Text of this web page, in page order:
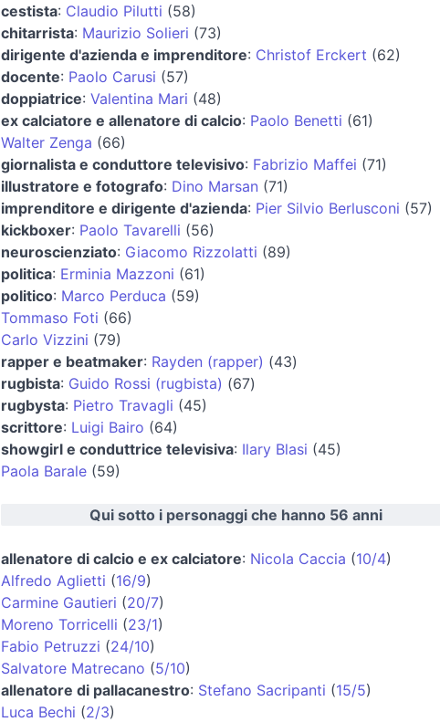
cestista: Claudio Pilutti (58)
chitarrista: Maurizio Solieri (73)
dirigente d'azienda e imprenditore: Christof Erckert (62)
docente: Paolo Carusi (57)
doppiatrice: Valentina Mari (48)
ex calciatore e allenatore di calcio: Paolo Benetti (61)
Walter Zenga (66)
giornalista e conduttore televisivo: Fabrizio Maffei (71)
illustratore e fotografo: Dino Marsan (71)
imprenditore e dirigente d'azienda: Pier Silvio Berlusconi (57)
kickboxer: Paolo Tavarelli (56)
neuroscienziato: Giacomo Rizzolatti (89)
politica: Erminia Mazzoni (61)
politico: Marco Perduca (59)
Tommaso Foti (66)
Carlo Vizzini (79)
rapper e beatmaker: Rayden (rapper) (43)
rugbista: Guido Rossi (rugbista) (67)
rugbysta: Pietro Travagli (45)
scrittore: Luigi Bairo (64)
showgirl e conduttrice televisiva: Ilary Blasi (45)
Paola Barale(59)
Qui sotto i personaggi che hanno 56 anni
allenatore di calcio e ex calciatore: Nicola Caccia (10/4)
Alfredo Aglietti (16/9)
Carmine Gautieri (20/7)
Moreno Torricelli (23/1)
Fabio Petruzzi (24/10)
Salvatore Matrecano (5/10)
allenatore di pallacanestro: Stefano Sacripanti (15/5)
Luca Bechi (2/3)